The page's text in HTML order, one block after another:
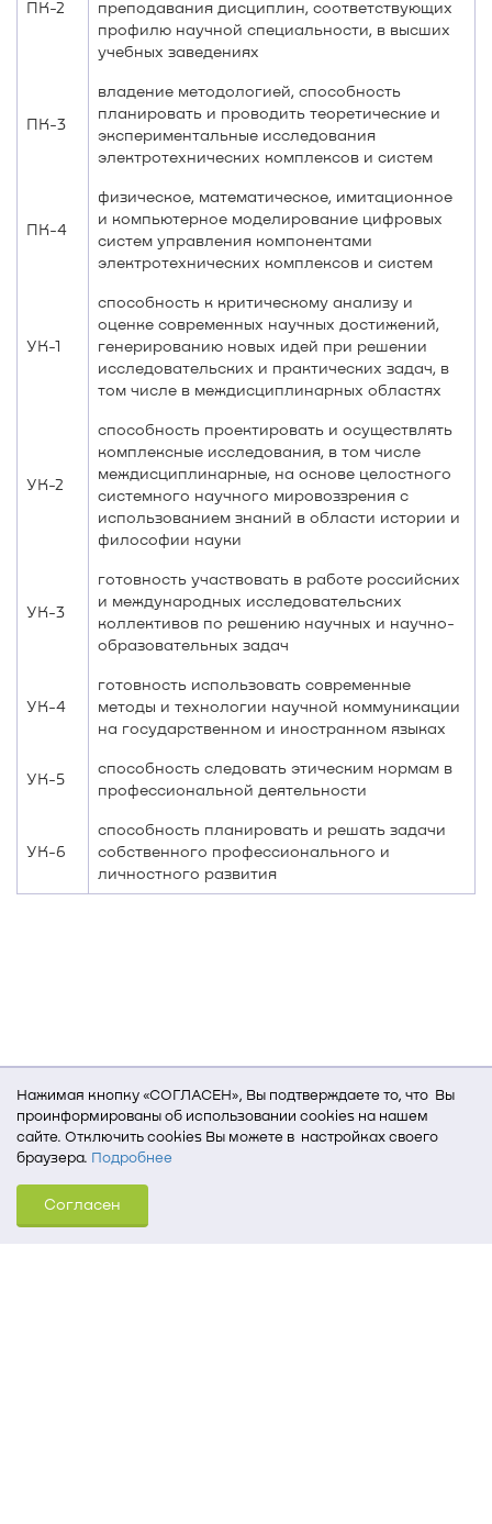
Нажимая кнопку «СОГЛАСЕН», Вы подтверждаете то, что Вы
проинформированы об использовании cookies на нашем
сайте. Отключить cookies Вы можете в настройках своего
браузера. Подробнее
Для того, чтобы мы могли качественно предоставить Вам
услуги, мы используем cookies, которые сохраняются
на Вашем компьютере (Сведения о местоположении; ip-адрес;
Согласен
ПК-2
преподавания дисциплин, соответствующих
профилю научной специальности, в высших
учебных заведениях
ПК-3
владение методологией, способность
планировать и проводить теоретические и
экспериментальные исследования
электротехнических комплексов и систем
ПК-4
физическое, математическое, имитационное
и компьютерное моделирование цифровых
систем управления компонентами
электротехнических комплексов и систем
УК-1
способность к критическому анализу и
оценке современных научных достижений,
генерированию новых идей при решении
исследовательских и практических задач, в
том числе в междисциплинарных областях
УК-2
способность проектировать и осуществлять
комплексные исследования, в том числе
междисциплинарные, на основе целостного
системного научного мировоззрения с
использованием знаний в области истории и
философии науки
УК-3
готовность участвовать в работе российских
и международных исследовательских
коллективов по решению научных и научно-
образовательных задач
УК-4
готовность использовать современные
методы и технологии научной коммуникации
на государственном и иностранном языках
УК-5
способность следовать этическим нормам в
профессиональной деятельности
УК-6
способность планировать и решать задачи
собственного профессионального и
личностного развития